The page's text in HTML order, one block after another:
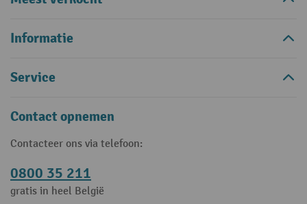
Informatie
Service
Contact opnemen
Contacteer ons via telefoon:
0800 35 211
gratis in heel België